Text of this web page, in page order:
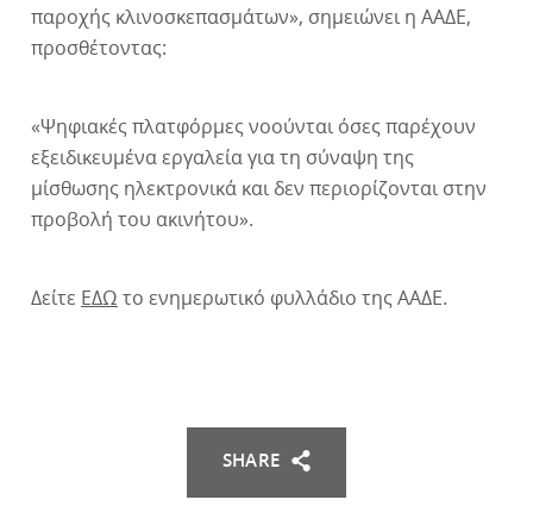
παροχής κλινοσκεπασμάτων», σημειώνει η ΑΑΔΕ,
προσθέτοντας:
«Ψηφιακές πλατφόρμες νοούνται όσες παρέχουν
εξειδικευμένα εργαλεία για τη σύναψη της
μίσθωσης ηλεκτρονικά και δεν περιορίζονται στην
προβολή του ακινήτου».
Δείτε ΕΔΩ το ενημερωτικό φυλλάδιο της ΑΑΔΕ.
SHARE